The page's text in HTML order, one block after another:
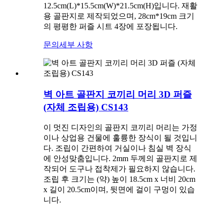
12.5cm(L)*15.5cm(W)*21.5cm(H)입니다. 재활
용 골판지로 제작되었으며, 28cm*19cm 크기
의 평평한 퍼즐 시트 4장에 포장됩니다.
문의 세부 사항
벽 아트 골판지 코끼리 머리 3D 퍼즐
(자체 조립용) CS143
이 멋진 디자인의 골판지 코끼리 머리는 가정
이나 상업용 건물에 훌륭한 장식이 될 것입니
다. 조립이 간편하여 거실이나 침실 벽 장식
에 안성맞춤입니다. 2mm 두께의 골판지로 제
작되어 도구나 접착제가 필요하지 않습니다.
조립 후 크기는 (약) 높이 18.5cm x 너비 20cm
x 길이 20.5cm이며, 뒷면에 걸이 구멍이 있습
니다.